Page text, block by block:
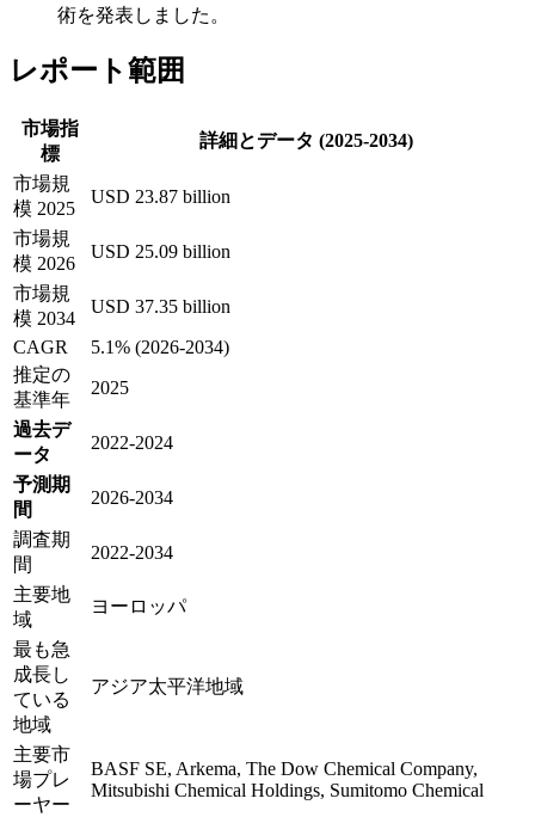
術を発表しました。
レポート範囲
市場指
標
詳細とデータ (2025-2034)
市場規
模 2025
USD 23.87 billion
市場規
模 2026
USD 25.09 billion
市場規
模 2034
USD 37.35 billion
CAGR
5.1% (2026-2034)
推定の
基準年
2025
過去デ
ータ
2022-2024
予測期
間
2026-2034
調査期
間
2022-2034
主要地
域
ヨーロッパ
最も急
成長し
ている
地域
アジア太平洋地域
主要市
場プレ
ーヤー
BASF SE, Arkema, The Dow Chemical Company,
Mitsubishi Chemical Holdings, Sumitomo Chemical